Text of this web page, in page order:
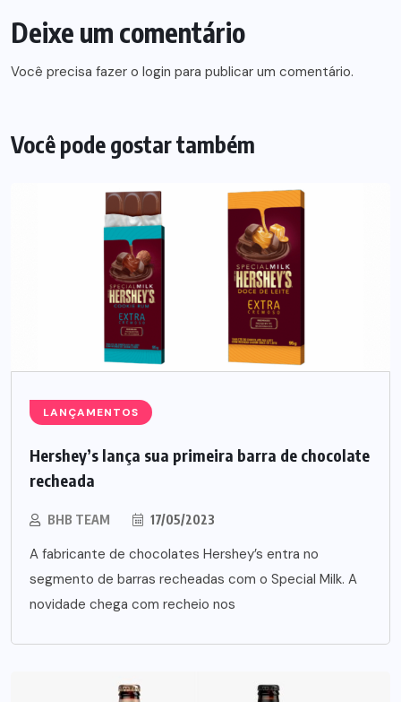
Deixe um comentário
Você precisa fazer o login para publicar um comentário.
Você pode gostar também
LANÇAMENTOS
Hershey’s lança sua primeira barra de chocolate
recheada
BHB TEAM 17/05/2023
A fabricante de chocolates Hershey’s entra no
segmento de barras recheadas com o Special Milk. A
novidade chega com recheio nos